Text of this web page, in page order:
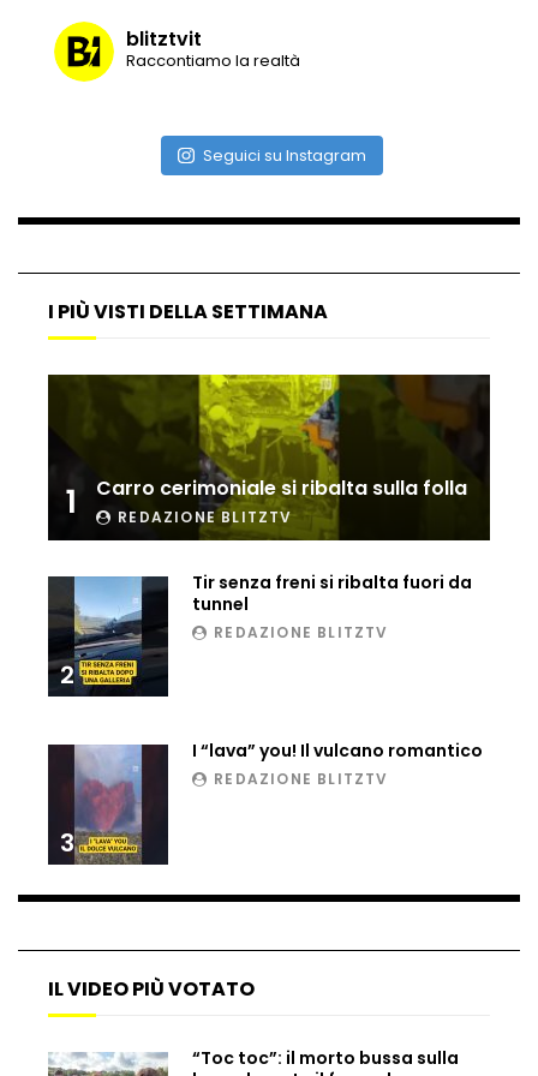
male
Incidente aereo a Mogadiscio, aereo
perde il controllo
i droni russi
Tir bloccato sul passaggio a livello:
Parco divertimenti, attrazione cede
all’improvviso
tragedia a Petén
Russia sotto zero: fiumi congelati e navi
rompighiaccio a Mosca
blitztvit
Raccontiamo la realtà
Seguici su Instagram
I PIÙ VISTI DELLA SETTIMANA
1 Carro cerimoniale si ribalta sulla folla
REDAZIONE BLITZTV
2
Tir senza freni si ribalta fuori da
tunnel
REDAZIONE BLITZTV
3
I “lava” you! Il vulcano romantico
REDAZIONE BLITZTV
IL VIDEO PIÙ VOTATO
“Toc toc”: il morto bussa sulla